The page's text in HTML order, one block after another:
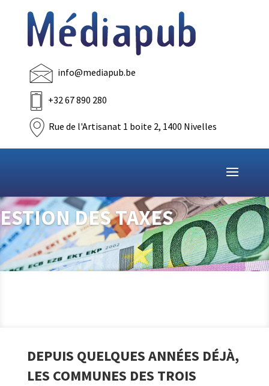
info@mediapub.be
+32 67 890 280
Rue de l'Artisanat 1 boite 2, 1400 Nivelles
DES TAXES
DEPUIS QUELQUES ANNÉES DÉJÀ,
LES COMMUNES DES TROIS